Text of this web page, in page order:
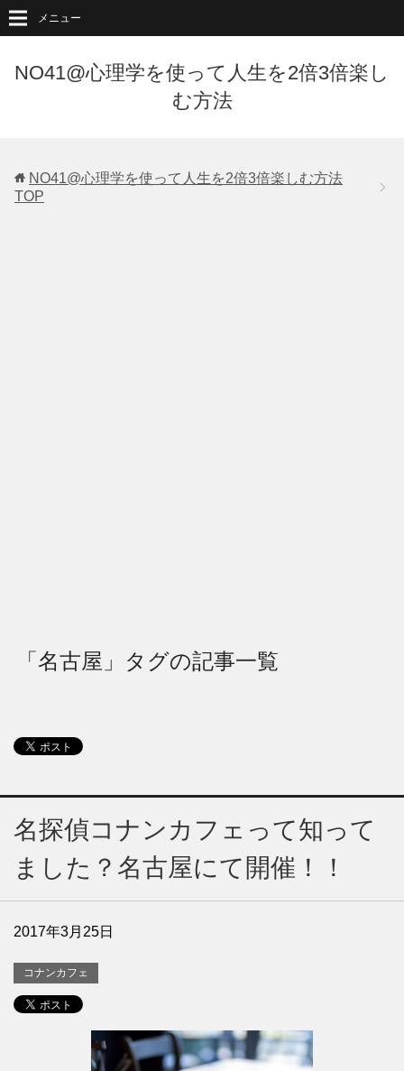
NO41@心理学を使って人生を2倍3倍楽し
む方法
メニュー
NO41@心理学を使って人生を2倍3倍楽しむ方法
TOP
「名古屋」タグの記事一覧
名探偵コナンカフェって知って
ました？名古屋にて開催！！
2017年3月25日
コナンカフェ